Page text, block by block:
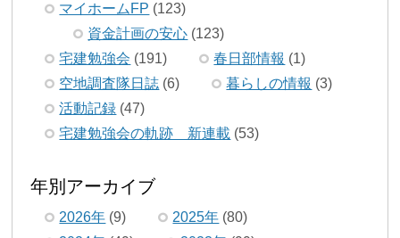
マイホームFP (123)
資金計画の安心 (123)
宅建勉強会 (191) 春日部情報 (1)
空地調査隊日誌 (6) 暮らしの情報 (3)
活動記録 (47)
宅建勉強会の軌跡 新連載 (53)
年別アーカイブ
2026年 (9) 2025年 (80)